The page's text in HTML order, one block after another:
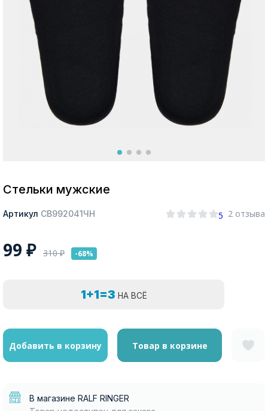
Москва
Да, все верно Изменить город
Стельки мужские
Артикул СВ992041ЧН 5 2 отзыва
99 ₽ 310₽ -68%
1+1=3 НА ВСЁ
Добавить в корзину Товар в корзине
В магазине RALF RINGER